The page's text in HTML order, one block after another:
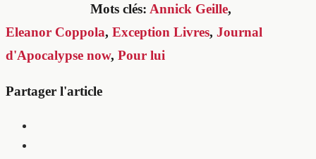
Mots clés: Annick Geille,
Eleanor Coppola, Exception Livres, Journal
d'Apocalypse now, Pour lui
Partager l'article